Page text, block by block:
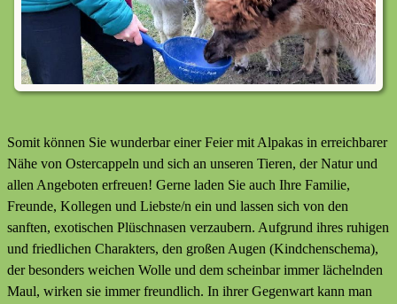
Somit können Sie wunderbar einer Feier mit Alpakas in erreichbarer
Nähe von Ostercappeln und sich an unseren Tieren, der Natur und
allen Angeboten erfreuen! Gerne laden Sie auch Ihre Familie,
Freunde, Kollegen und Liebste/n ein und lassen sich von den
sanften, exotischen Plüschnasen verzaubern. Aufgrund ihres ruhigen
und friedlichen Charakters, den großen Augen (Kindchenschema),
der besonders weichen Wolle und dem scheinbar immer lächelnden
Maul, wirken sie immer freundlich. In ihrer Gegenwart kann man